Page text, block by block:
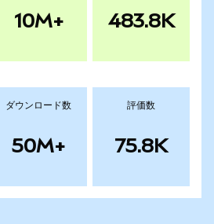
10M+ 483.8K
ダウンロード数
50M+
評価数
75.8K